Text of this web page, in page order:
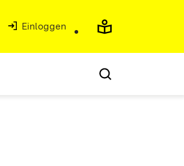
(Öffnet in neuem Fenster)
Einloggen